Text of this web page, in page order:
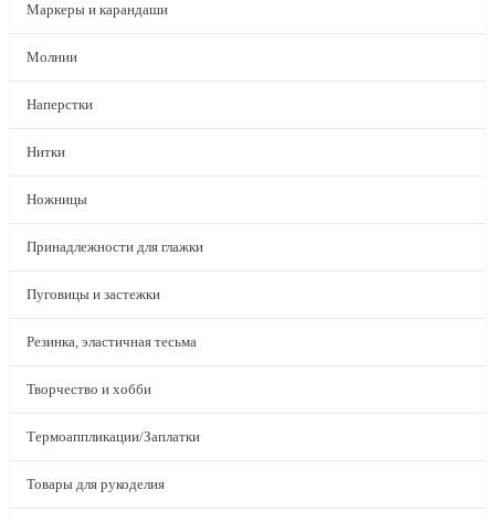
Маркеры и карандаши
Молнии
Наперстки
Нитки
Ножницы
Принадлежности для глажки
Пуговицы и застежки
Резинка, эластичная тесьма
Творчество и хобби
Термоаппликации/Заплатки
Товары для рукоделия